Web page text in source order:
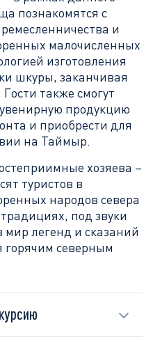
познакомятся с
и
малочисленных
изготовления
шкуры, заканчивая
также смогут
продукцию
и приобрести для
на Таймыр.
хозяева –
туристов в
народов севера
под звуки
мир легенд и сказаний
горячим северным